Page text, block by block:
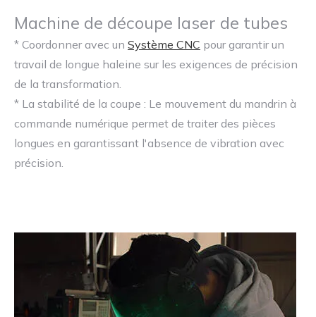
Machine de découpe laser de tubes
* Coordonner avec un Système CNC pour garantir un
travail de longue haleine sur les exigences de précision
de la transformation.
* La stabilité de la coupe : Le mouvement du mandrin à
commande numérique permet de traiter des pièces
longues en garantissant l'absence de vibration avec
précision.